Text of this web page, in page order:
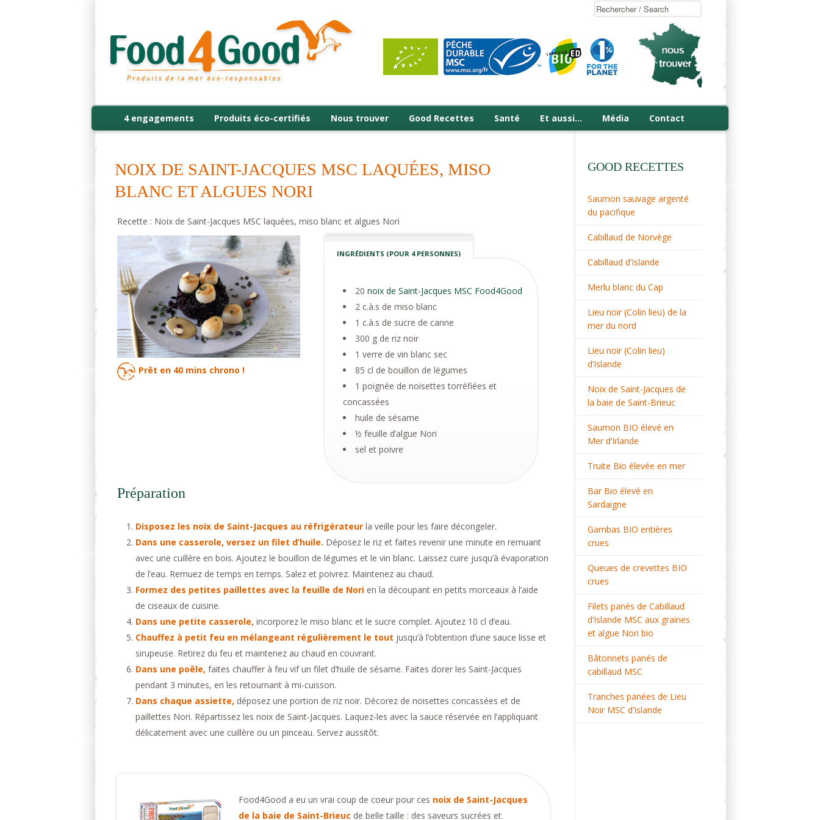
4 engagements Produits éco-certifiés Nous trouver Good Recettes Santé Et aussi… Média Contact
NOIX DE SAINT-JACQUES MSC LAQUÉES, MISO
BLANC ET ALGUES NORI
Recette : Noix de Saint-Jacques MSC laquées, miso blanc et algues Nori
Prêt en 40 mins chrono !
INGRÉDIENTS (POUR 4 PERSONNES)
20noix de Saint-Jacques MSC Food4Good
2 c.à.s de miso blanc
1 c.à.s de sucre de canne
300 g de riz noir
1 verre de vin blanc sec
85 cl de bouillon de légumes
1 poignée de noisettes torréfiées et
concassées
huile de sésame
½ feuille d’algue Nori
sel et poivre
Préparation
Disposez les noix de Saint-Jacques au réfrigérateur la veille pour les faire décongeler.
Dans une casserole, versez un filet d’huile. Déposez le riz et faites revenir une minute en remuant
avec une cuillère en bois. Ajoutez le bouillon de légumes et le vin blanc. Laissez cuire jusqu’à évaporation
de l’eau. Remuez de temps en temps. Salez et poivrez. Maintenez au chaud.
Formez des petites paillettes avec la feuille de Nori en la découpant en petits morceaux à l’aide
de ciseaux de cuisine.
Dans une petite casserole, incorporez le miso blanc et le sucre complet. Ajoutez 10 cl d’eau.
Chauffez à petit feu en mélangeant régulièrement le tout jusqu’à l’obtention d’une sauce lisse et
sirupeuse. Retirez du feu et maintenez au chaud en couvrant.
Dans une poêle, faites chauffer à feu vif un filet d’huile de sésame. Faites dorer les Saint-Jacques
pendant 3 minutes, en les retournant à mi-cuisson.
Dans chaque assiette, déposez une portion de riz noir. Décorez de noisettes concassées et de
paillettes Nori. Répartissez les noix de Saint-Jacques. Laquez-les avec la sauce réservée en l’appliquant
délicatement avec une cuillère ou un pinceau. Servez aussitôt.
Food4Good a eu un vrai coup de coeur pour ces noix de Saint-Jacques
de la baie de Saint-Brieuc de belle taille : des saveurs sucrées et
GOOD RECETTES
Saumon sauvage argenté
du pacifique
Cabillaud de Norvège
Cabillaud d’Islande
Merlu blanc du Cap
Lieu noir (Colin lieu) de la
mer du nord
Lieu noir (Colin lieu)
d’Islande
Noix de Saint-Jacques de
la baie de Saint-Brieuc
Saumon BIO élevé en
Mer d’Irlande
Truite Bio élevée en mer
Bar Bio élevé en
Sardaigne
Gambas BIO entières
crues
Queues de crevettes BIO
crues
Filets panés de Cabillaud
d’Islande MSC aux graines
et algue Nori bio
Bâtonnets panés de
cabillaud MSC
Tranches panées de Lieu
Noir MSC d’Islande